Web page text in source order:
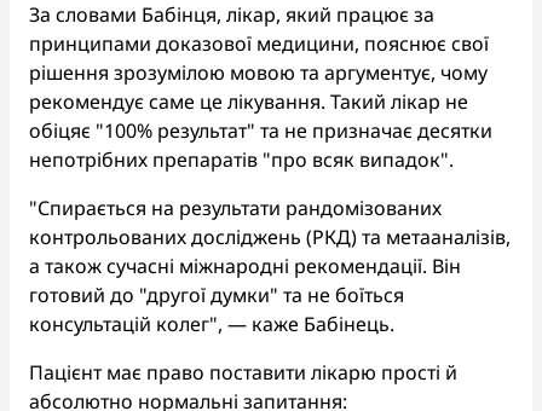
За словами Бабінця, лікар, який працює за
принципами доказової медицини, пояснює свої
рішення зрозумілою мовою та аргументує, чому
рекомендує саме це лікування. Такий лікар не
обіцяє "100% результат" та не призначає десятки
непотрібних препаратів "про всяк випадок".
"Спирається на результати рандомізованих
контрольованих досліджень (РКД) та метааналізів,
а також сучасні міжнародні рекомендації. Він
готовий до "другої думки" та не боїться
консультацій колег", — каже Бабінець.
Пацієнт має право поставити лікарю прості й
абсолютно нормальні запитання: